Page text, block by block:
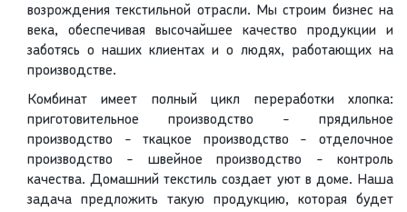
возрождения текстильной отрасли. Мы строим бизнес на
века, обеспечивая высочайшее качество продукции и
заботясь о наших клиентах и о людях, работающих на
производстве.
Комбинат имеет полный цикл переработки хлопка:
приготовительное производство - прядильное
производство - ткацкое производство - отделочное
производство - швейное производство - контроль
качества. Домашний текстиль создает уют в доме. Наша
задача предложить такую продукцию, которая будет